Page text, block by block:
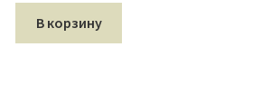
В корзину